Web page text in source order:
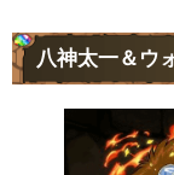
八神太一＆ウ